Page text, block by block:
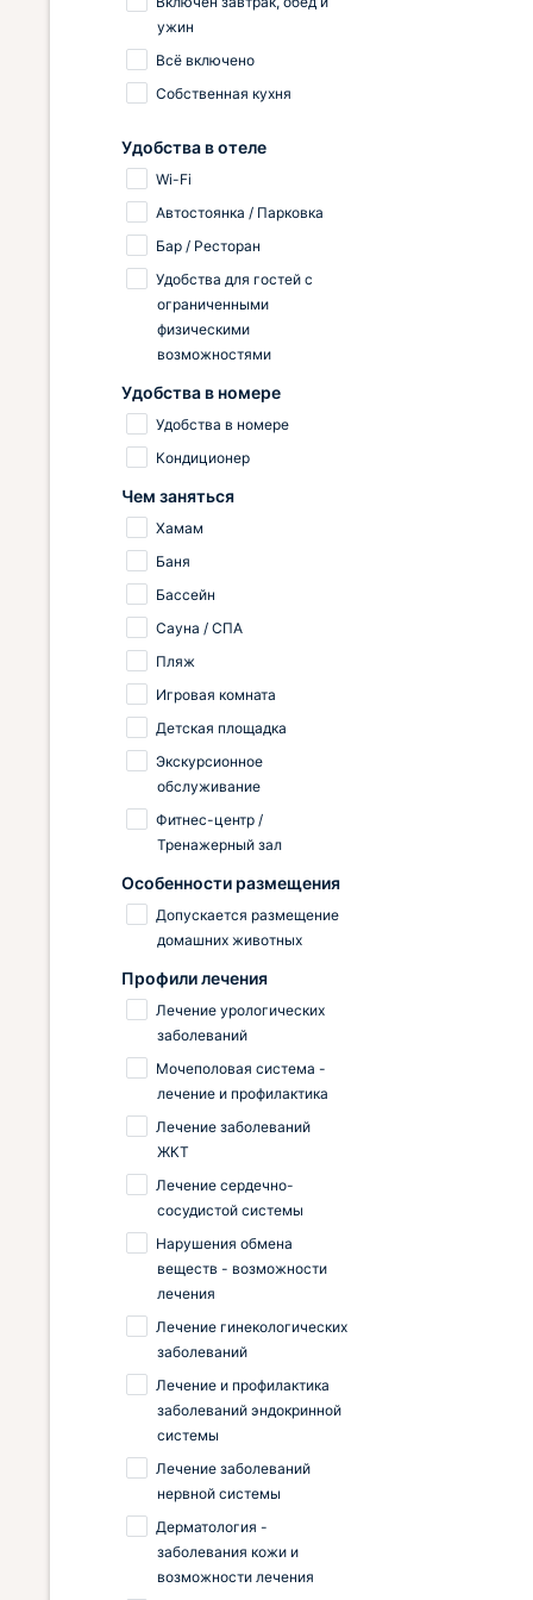
ужин
Всё включено
Собственная кухня
Удобства в отеле
Wi-Fi
Автостоянка / Парковка
Бар / Ресторан
Удобства для гостей с
ограниченными
физическими
возможностями
Удобства в номере
Удобства в номере
Кондиционер
Чем заняться
Хамам
Баня
Бассейн
Сауна / СПА
Пляж
Игровая комната
Детская площадка
Экскурсионное
обслуживание
Фитнес-центр /
Тренажерный зал
Особенности размещения
Допускается размещение
домашних животных
Профили лечения
Лечение урологических
заболеваний
Мочеполовая система -
лечение и профилактика
Лечение заболеваний
ЖКТ
Лечение сердечно-
сосудистой системы
Нарушения обмена
веществ - возможности
лечения
Лечение гинекологических
заболеваний
Лечение и профилактика
заболеваний эндокринной
системы
Лечение заболеваний
нервной системы
Дерматология -
заболевания кожи и
возможности лечения